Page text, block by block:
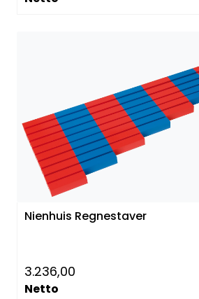
Nienhuis Regnestaver
3.236,00
Netto